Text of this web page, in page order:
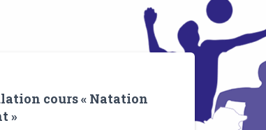
cours « Natation
»